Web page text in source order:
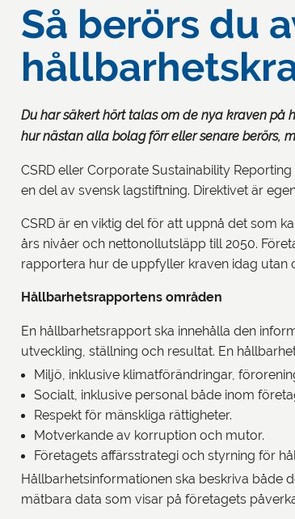
Så berörs du
Du har säkert hört talas om de nya kraven på
hur nästan alla bolag förr eller senare berörs,
CSRD eller Corporate Sustainability
en del av svensk lagstiftning. Direktivet är
CSRD är en viktig del för att uppnå det som
års nivåer och nettonollutsläpp till 2050.
rapportera hur de uppfyller kraven idag utan
Hållbarhetsrapportens områden
En hållbarhetsrapport ska innehålla den
utveckling, ställning och resultat. En
Miljö, inklusive klimatförändringar,
Socialt, inklusive personal både inom
Respekt för mänskliga rättigheter.
Motverkande av korruption och mutor.
Företagets affärsstrategi och styrning för
Hållbarhetsinformationen ska beskriva både
mätbara data som visar på företagets